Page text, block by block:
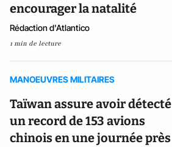
encourager la natalité
Rédaction d'Atlantico
1 min de lecture
MANOEUVRES MILITAIRES
Taïwan assure avoir détecté
un record de 153 avions
chinois en une journée près